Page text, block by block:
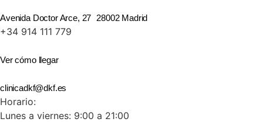
Avenida Doctor Arce, 27 28002 Madrid
+34 914 111 779
Ver cómo llegar
clinicadkf@dkf.es
Horario:
Lunes a viernes: 9:00 a 21:00